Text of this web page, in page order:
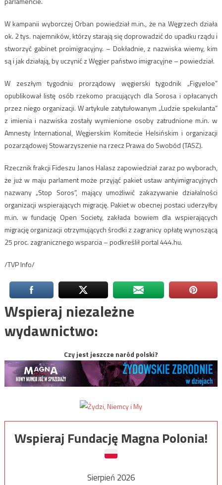
W kampanii wyborczej Orban powiedział m.in., że na Węgrzech działa
ok. 2 tys. najemników, którzy starają się doprowadzić do upadku rządu i
stworzyć gabinet proimigracyjny. – Dokładnie, z nazwiska wiemy, kim
są i jak działają, by uczynić z Węgier państwo imigracyjne – powiedział.
W zeszłym tygodniu prorządowy węgierski tygodnik „Figyeloe”
opublikował listę osób rzekomo pracujących dla Sorosa i opłacanych
przez niego organizacji. W artykule zatytułowanym „Ludzie spekulanta”
z imienia i nazwiska zostały wymienione osoby zatrudnione m.in. w
Amnesty International, Węgierskim Komitecie Helsińskim i organizacji
pozarządowej Stowarzyszenie na rzecz Prawa do Swobód (TASZ).
Rzecznik frakcji Fideszu Janos Halasz zapowiedział zaraz po wyborach,
że już w maju parlament może przyjąć pakiet ustaw antyimigracyjnych
nazwany „Stop Soros”, mający umożliwić zakazywanie działalności
organizacji wspierających migrację. Pakiet w obecnej postaci uderzyłby
m.in. w fundację Open Society, zakłada bowiem dla wspierających
migrację organizacji otrzymujących środki z zagranicy opłatę wynoszącą
25 proc. zagranicznego wsparcia – podkreślił portal 444.hu.
/TVP Info/
Wspieraj niezależne
wydawnictwo:
Czy jest jeszcze naród polski?
Wspieraj Fundację Magna Polonia!
Sierpień 2026